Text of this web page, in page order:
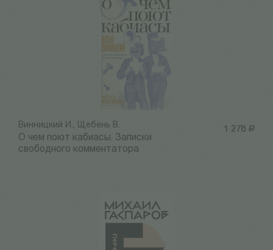
1 278 Р
Винницкий И., Щебень В.
О чем поют кабиасы. Записки
свободного комментатора